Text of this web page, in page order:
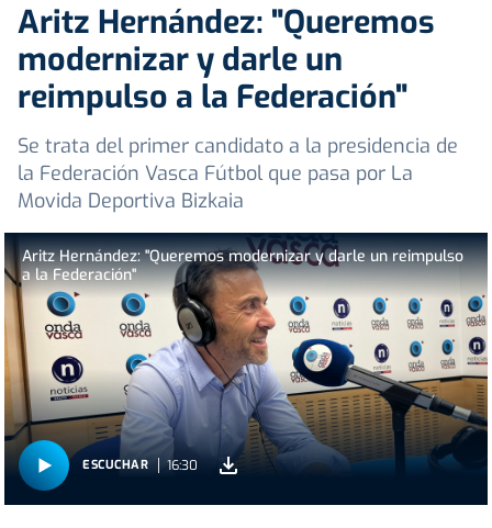
Aritz Hernández: "Queremos
modernizar y darle un
reimpulso a la Federación"
Se trata del primer candidato a la presidencia de
la Federación Vasca Fútbol que pasa por La
Movida Deportiva Bizkaia
Aritz Hernández: "Queremos modernizar y darle un reimpulso
a la Federación"
ESCUCHAR 16:30